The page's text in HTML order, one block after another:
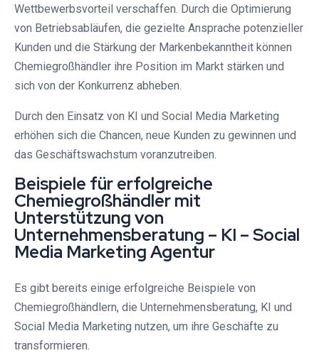
Wettbewerbsvorteil verschaffen. Durch die Optimierung
von Betriebsabläufen, die gezielte Ansprache potenzieller
Kunden und die Stärkung der Markenbekanntheit können
Chemiegroßhändler ihre Position im Markt stärken und
sich von der Konkurrenz abheben.
Durch den Einsatz von KI und Social Media Marketing
erhöhen sich die Chancen, neue Kunden zu gewinnen und
das Geschäftswachstum voranzutreiben.
Beispiele für erfolgreiche
Chemiegroßhändler mit
Unterstützung von
Unternehmensberatung – KI – Social
Media Marketing Agentur
Es gibt bereits einige erfolgreiche Beispiele von
Chemiegroßhändlern, die Unternehmensberatung, KI und
Social Media Marketing nutzen, um ihre Geschäfte zu
transformieren.